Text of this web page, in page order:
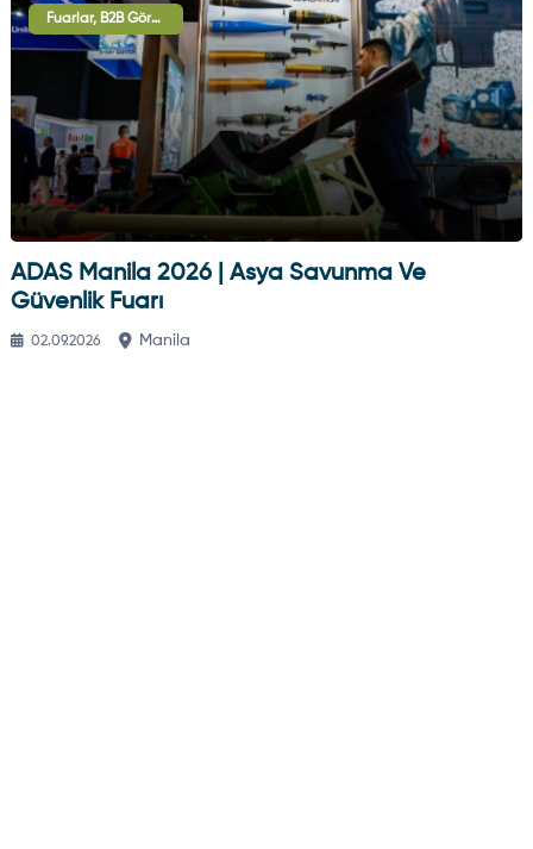
Fuarlar, B2B Görüşmeleri, Uluslararası İşbirliği Oturumları, Sergi - Gösteri
ADAS Manila 2026 | Asya Savunma Ve
Güvenlik Fuarı
02.09.2026 Manila